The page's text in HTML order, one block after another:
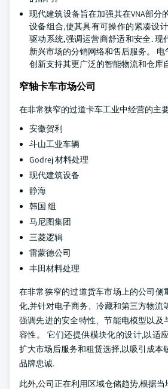
现代建筑设备旨在加强其在VNA部分
设备组合,使其具有可操作的紧凑设
驱动系统,强调运营商舒适和安全. 现
新兴市场的分销网络和售后服务。
创新支持其更广泛的智能物流和仓库
窄轴卡车市场公司
在非常狭窄的过道卡车工业中经营的主
安徽贺利
斗山工业车辆
Godrej 材料处理
现代建筑设备
静海
韩国 组
马尼图集团
三菱逻辑
雷蒙德公司
丰田材料处理
在非常狭窄的过道货车市场上的公司侧
化,并针对电子商务、冷藏和第三方物流
强调先进的安全特性、节能电模型以及
容性。 它们还提供模块化的设计,以适
扩大市场后服务和租赁选择,以吸引成本
品牌忠诚.
此外,公司正在利用区域仓储趋势,根据